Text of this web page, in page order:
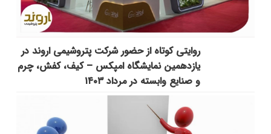
روایتی کوتاه از حضور شرکت پتروشیمی اروند در
یازدهمین نمایشگاه امپکس‌ – کیف، کفش، چرم
و صنایع وابسته در مرداد ۱۴۰۳